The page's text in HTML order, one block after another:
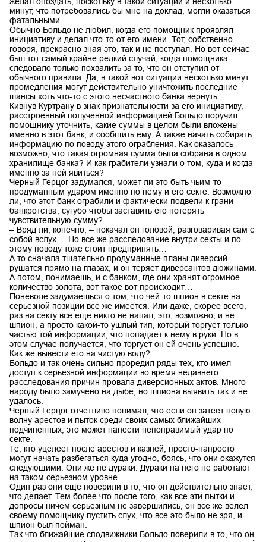
минут, что потребовались бы мне на доклад, могли оказаться
фатальными.
Обычно Больдо не любил, когда его помощник проявлял
инициативу и делал что-то от его имени. Тот, собственно
говоря, прекрасно зная это, так и не поступал. Но вот сейчас
был тот самый крайне редкий случай, когда помощника
следовало только похвалить за то, что он отступил от
обычного правила. Да, в такой вот ситуации несколько минут
промедления могут действительно уничтожить последние
шансы хоть что-то с этого несчастного банка вернуть…
Кивнув Куртрану в знак признательности за его инициативу,
расстроенный полученной информацией Больдо поручил
помощнику уточнить, какие суммы в целом были вложены
именно в этот банк, и сообщить ему. А также начать собирать
информацию по поводу этого ограбления. Как оказалось
возможно, что такая огромная сумма была собрана в одном
хранилище банка? И как грабители узнали о том, куда и когда
именно за ней явиться?
Черный Герцог задумался, может ли это быть чьим-то
продуманным ударом именно по нему и его секте. Возможно
ли, что этот банк ограбили и фактически подвели к грани
банкротства, сугубо чтобы заставить его потерять
чувствительную сумму?
– Вряд ли, конечно, – покачал он головой, разговаривая сам с
собой вслух. – Но все же расследование внутри секты и по
этому поводу тоже стоит предпринять…
А то сначала тщательно продуманные планы диверсий
рушатся прямо на глазах, и он теряет диверсантов дюжинами.
А потом, понимаешь, и с банком, где они хранят огромное
количество золота, вот такое вот происходит…
Поневоле задумаешься о том, что чей-то шпион в секте на
серьезной позиции все же имеется. Или даже, скорее всего,
раз на секту все еще никто не напал, это, возможно, и не
шпион, а просто какой-то ушлый тип, который торгует только
частью той информации, что попадает к нему в руки. Но в
этом случае получается, что торгует он ей очень успешно.
Как же вывести его на чистую воду?
Больдо и так очень сильно проредил ряды тех, кто имел
доступ к серьезной информации во время недавнего
расследования причин провала диверсионных актов. Много
народу было замучено на дыбе, но шпиона выявить так и не
удалось.
Черный Герцог отчетливо понимал, что если он затеет новую
волну арестов и пыток среди своих самых ближайших
подчиненных, это может нанести непоправимый удар по
секте.
Те, кто уцелеет после арестов и казней, просто-напросто
могут начать разбегаться куда угодно, боясь, что они окажутся
следующими. Они же не дураки. Дураки на него не работают
на таком серьезном уровне.
Один раз они еще поверили в то, что он действительно знает,
что делает. Тем более что после того, как все эти пытки и
допросы ничем серьезным не завершились, он все же велел
своему помощнику пустить слух, что все это было не зря, и
шпион был пойман.
Так что ближайшие сподвижники Больдо поверили в то, что он